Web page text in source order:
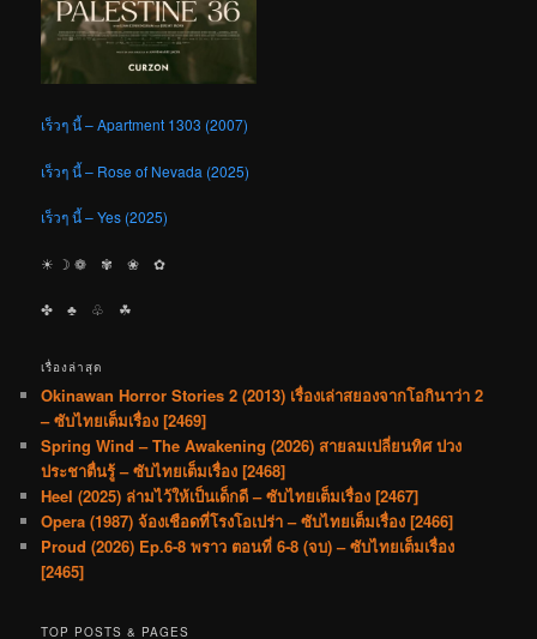
เร็วๆ นี้ – Apartment 1303 (2007)
เร็วๆ นี้ – Rose of Nevada (2025)
เร็วๆ นี้ – Yes (2025)
☀︎ ☽ ❁ ✾ ❀ ✿
✤ ♣︎ ♧ ☘︎
เรื่องล่าสุด
Okinawan Horror Stories 2 (2013) เรื่องเล่าสยองจากโอกินาว่า 2
– ซับไทยเต็มเรื่อง [2469]
Spring Wind – The Awakening (2026) สายลมเปลี่ยนทิศ ปวง
ประชาตื่นรู้ – ซับไทยเต็มเรื่อง [2468]
Heel (2025) ล่ามไว้ให้เป็นเด็กดี – ซับไทยเต็มเรื่อง [2467]
Opera (1987) จ้องเชือดที่โรงโอเปร่า – ซับไทยเต็มเรื่อง [2466]
Proud (2026) Ep.6-8 พราว ตอนที่ 6-8 (จบ) – ซับไทยเต็มเรื่อง
[2465]
TOP POSTS & PAGES